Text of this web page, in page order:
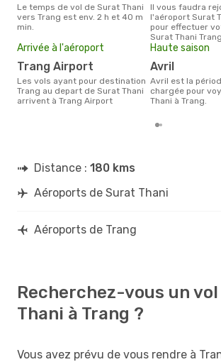
Le temps de vol de Surat Thani
vers Trang est env. 2 h et 40 m
min.
Il vous faudra rejoindre
l'aéroport Surat
pour effectuer
Surat Thani
Arrivée à l'aéroport
Trang Airport
Les vols ayant pour destination
Trang au depart de Surat Thani
arrivent à Trang Airport
Haute saison
avril
avril est la période la plus
chargée pour
Thani à Trang.
Distance : 180 kms
Aéroports de Surat Thani
Aéroports de Trang
Recherchez-vous un
Thani à Trang ?
Vous avez prévu de vous rendre à